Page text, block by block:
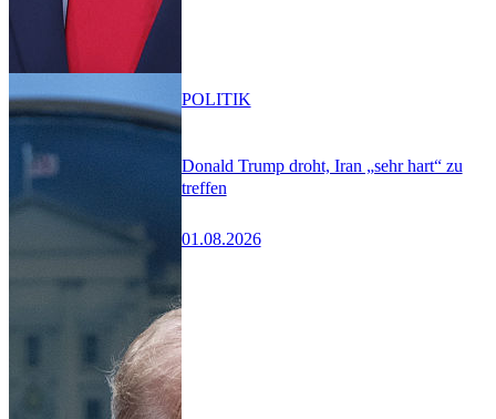
Donald Trump droht, Iran „sehr hart“ zu
treffen
01.08.2026
POLITIK